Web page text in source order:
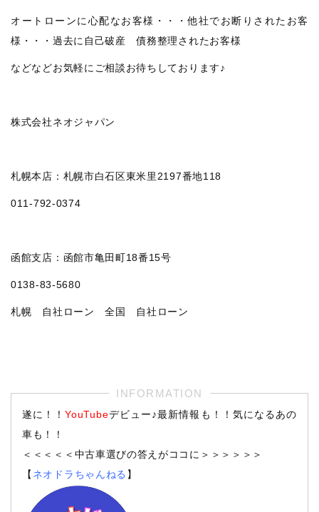
オートローンに心配なお客様・・・他社でお断りされたお客
様・・・過去に自己破産 債務整理されたお客様
などなどお気軽にご相談お待ちしております♪
株式会社ネオジャパン
札幌本店：札幌市白石区東米里2197番地118
011‐792‐0374
函館支店：函館市亀田町18番15号
0138-83-5680
札幌 自社ローン 全国 自社ローン
遂に！！YouTubeデビュー♪最新情報も！！気になるあの
車も！！
＜＜＜＜＜中古車選びの答えがココに＞＞＞＞＞＞
【 ネオドラちゃんねる 】